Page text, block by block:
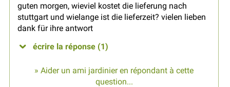
guten morgen, wieviel kostet die lieferung nach
stuttgart und wielange ist die lieferzeit? vielen lieben
dank für ihre antwort
écrire la réponse (1)
» Aider un ami jardinier en répondant à cette
question...